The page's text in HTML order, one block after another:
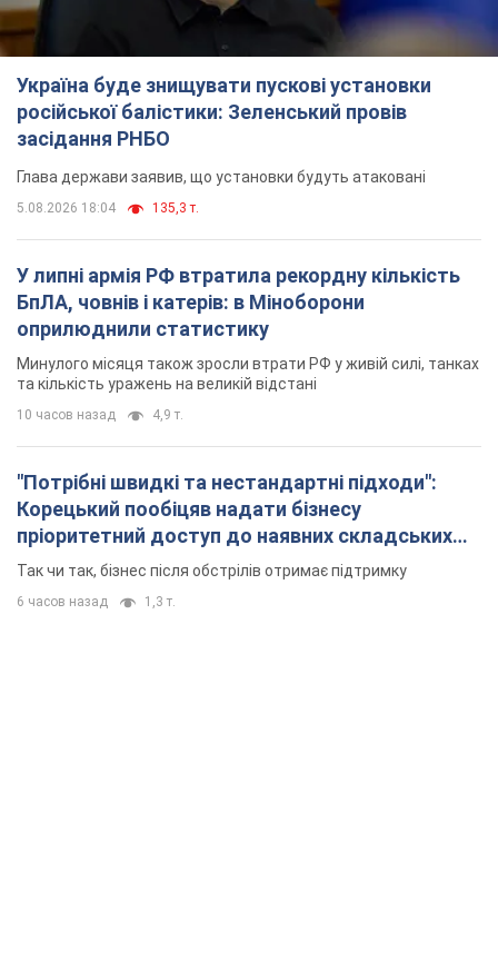
Україна буде знищувати пускові установки
російської балістики: Зеленський провів
засідання РНБО
Глава держави заявив, що установки будуть атаковані
5.08.2026 18:04 135,3 т.
У липні армія РФ втратила рекордну кількість
БпЛА, човнів і катерів: в Міноборони
оприлюднили статистику
Минулого місяця також зросли втрати РФ у живій силі, танках
та кількість уражень на великій відстані
10 часов назад 4,9 т.
"Потрібні швидкі та нестандартні підходи":
Корецький пообіцяв надати бізнесу
пріоритетний доступ до наявних складських
приміщень
Так чи так, бізнес після обстрілів отримає підтримку
6 часов назад 1,3 т.